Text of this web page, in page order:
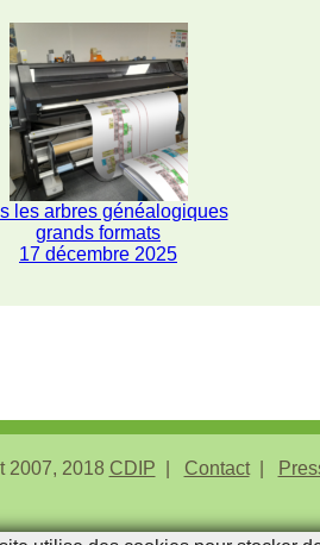
les arbres généalogiques
grands formats
17 décembre 2025
2007, 2018 CDIP Contact